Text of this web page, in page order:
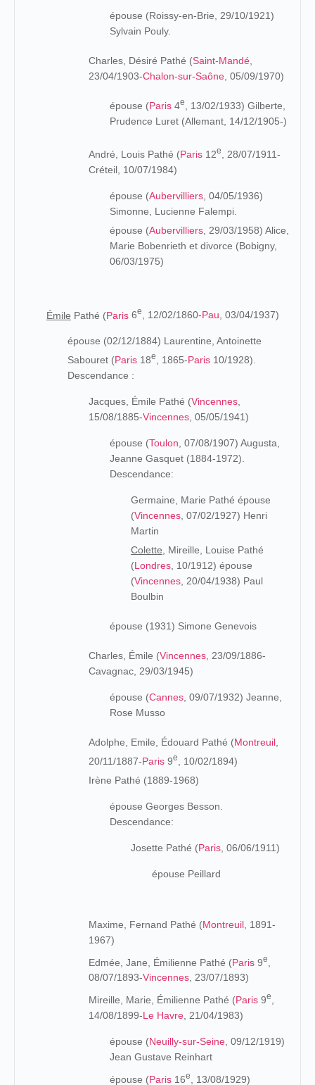
épouse (Roissy-en-Brie, 29/10/1921)
Sylvain Pouly.
Charles, Désiré Pathé (Saint-Mandé,
23/04/1903-Chalon-sur-Saône, 05/09/1970)
épouse (Paris 4e
, 13/02/1933) Gilberte,
Prudence Luret (Allemant, 14/12/1905-)
André, Louis Pathé (Paris 12e
, 28/07/1911-
Créteil, 10/07/1984)
épouse (Aubervilliers , 04/05/1936)
Simonne, Lucienne Falempi.
épouse (Aubervilliers , 29/03/1958) Alice,
Marie Bobenrieth et divorce (Bobigny,
06/03/1975)
Émile Pathé (Paris 6e, 12/02/1860-Pau, 03/04/1937)
épouse (02/12/1884) Laurentine, Antoinette
Sabouret (Paris 18e , 1865-Paris 10/1928).
Descendance :
Jacques, Émile Pathé (Vincennes
15/08/1885-Vincennes , 05/05/1941)
épouse (Toulon , 07/08/1907) Augusta,
Jeanne Gasquet (1884-1972).
Descendance:
Germaine, Marie Pathé épouse
(Vincennes , 07/02/1927) Henri
Martin
Colette,
Mireille, Louise Pathé
(Londres , 10/1912) épouse
(Vincennes , 20/04/1938) Paul
Boulbin
épouse (1931) Simone Genevois
Charles, Émile (Vincennes , 23/09/1886-
Cavagnac, 29/03/1945)
épouse (Cannes , 09/07/1932) Jeanne,
Rose Musso
Adolphe, Emile, Édouard Pathé (Montreuil
20/11/1887-Paris 9e
, 10/02/1894)
Irène Pathé (1889-1968)
épouse Georges Besson.
Descendance:
Josette Pathé (Paris , 06/06/1911)
épouse Peillard
Maxime, Fernand Pathé (Montreuil , 1891-
1967)
Edmée, Jane, Émilienne Pathé (Paris 9e
08/07/1893-Vincennes, 23/07/1893)
Mireille, Marie, Émilienne Pathé (Paris 9e
14/08/1899-Le Havre , 21/04/1983)
épouse (Neuilly-sur-Seine , 09/12/1919)
Jean Gustave Reinhart
épouse (Paris 16e , 13/08/1929)